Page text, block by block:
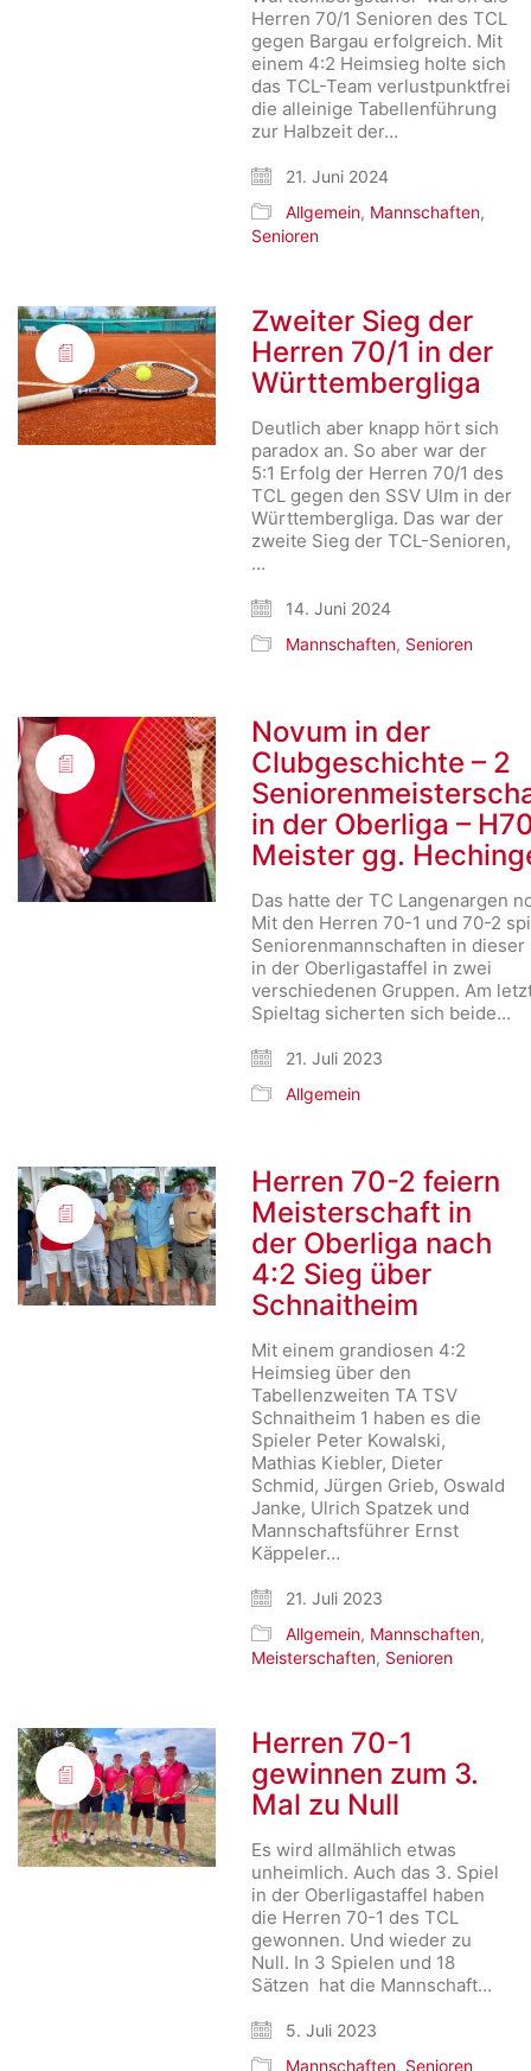
Herren 70/1 Senioren des TCL
gegen Bargau erfolgreich. Mit
einem 4:2 Heimsieg holte sich
das TCL-Team verlustpunktfrei
die alleinige Tabellenführung
zur Halbzeit der…
21. Juni 2024
Allgemein, Mannschaften,
Senioren
Zweiter Sieg der
Herren 70/1 in der
Württembergliga
Deutlich aber knapp hört sich
paradox an. So aber war der
5:1 Erfolg der Herren 70/1 des
TCL gegen den SSV Ulm in der
Württembergliga. Das war der
zweite Sieg der TCL-Senioren,
…
14. Juni 2024
Mannschaften, Senioren
Novum in der
Clubgeschichte – 2
in der Oberliga –
Meister gg.
Das hatte der TC Langenargen
Mit den Herren 70-1 und 70-2
Seniorenmannschaften in dieser
in der Oberligastaffel in zwei
verschiedenen Gruppen. Am
Spieltag sicherten sich beide…
21. Juli 2023
Allgemein
Herren 70-2 feiern
Meisterschaft in
der Oberliga nach
4:2 Sieg über
Schnaitheim
Mit einem grandiosen 4:2
Heimsieg über den
Tabellenzweiten TA TSV
Schnaitheim 1 haben es die
Spieler Peter Kowalski,
Mathias Kiebler, Dieter
Schmid, Jürgen Grieb, Oswald
Janke, Ulrich Spatzek und
Mannschaftsführer Ernst
Käppeler…
21. Juli 2023
Allgemein, Mannschaften,
Meisterschaften, Senioren
Herren 70-1
gewinnen zum 3.
Mal zu Null
Es wird allmählich etwas
unheimlich. Auch das 3. Spiel
in der Oberligastaffel haben
die Herren 70-1 des TCL
gewonnen. Und wieder zu
Null. In 3 Spielen und 18
Sätzen hat die Mannschaft…
5. Juli 2023
Mannschaften, Senioren